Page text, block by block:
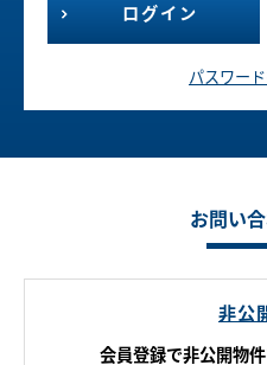
ログイン
パスワー
お問い
非公
会員登録で非公開物